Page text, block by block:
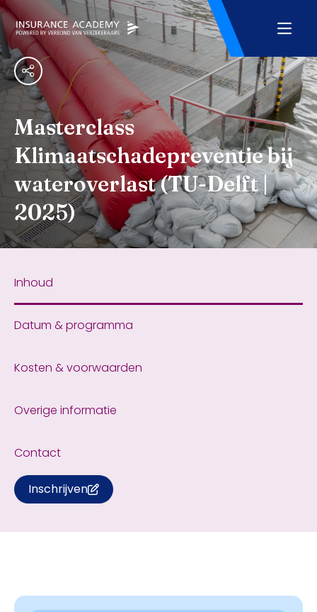
Masterclass
Klimaatschadepreventie bij
wateroverlast (TU-Delft |
2025)
Inhoud
Datum & programma
Kosten & voorwaarden
Overige informatie
Contact
Inschrijven